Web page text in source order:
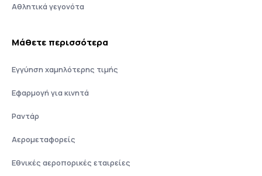
Αθλητικά γεγονότα
Μάθετε περισσότερα
Εγγύηση χαμηλότερης τιμής
Εφαρμογή για κινητά
Ραντάρ
Αερομεταφορείς
Εθνικές αεροπορικές εταιρείες